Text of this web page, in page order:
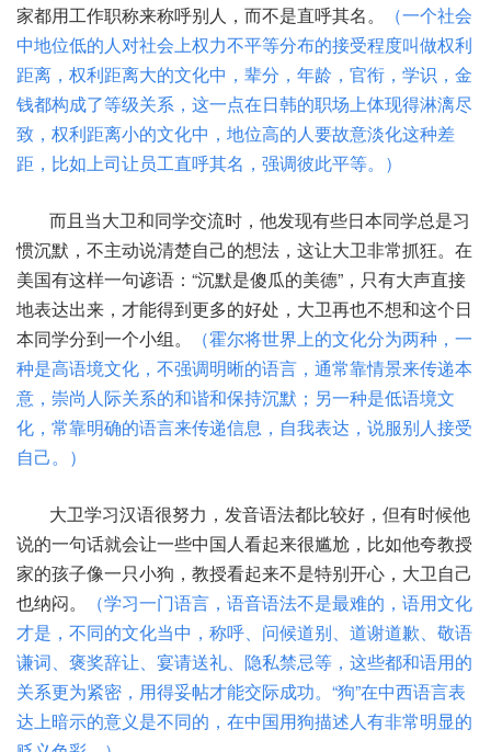
家都用工作职称来称呼别人，而不是直呼其名。
（一个社会
中地位低的人对社会上权力不平等分布的接受程度叫做权利
距离，权利距离大的文化中，辈分，年龄，官衔，学识，金
钱都构成了等级关系，这一点在日韩的职场上体现得淋漓尽
致，权利距离小的文化中，地位高的人要故意淡化这种差
距，比如上司让员工直呼其名，强调彼此平等。）
而且当大卫和同学交流时，他发现有些日本同学总是习
惯沉默，不主动说清楚自己的想法，这让大卫非常抓狂。在
美国有这样一句谚语：“沉默是傻瓜的美德”，只有大声直接
地表达出来，才能得到更多的好处，大卫再也不想和这个日
本同学分到一个小组。
（霍尔将世界上的文化分为两种，一
种是高语境文化，不强调明晰的语言，通常靠情景来传递本
意，崇尚人际关系的和谐和保持沉默；另一种是低语境文
化，常靠明确的语言来传递信息，自我表达，说服别人接受
自己。）
大卫学习汉语很努力，发音语法都比较好，但有时候他
说的一句话就会让一些中国人看起来很尴尬，比如他夸教授
家的孩子像一只小狗，教授看起来不是特别开心，大卫自己
也纳闷。
（学习一门语言，语音语法不是最难的，语用文化
才是，不同的文化当中，称呼、问候道别、道谢道歉、敬语
谦词、褒奖辞让、宴请送礼、隐私禁忌等，这些都和语用的
关系更为紧密，用得妥帖才能交际成功。“狗”在中西语言表
达上暗示的意义是不同的，在中国用狗描述人有非常明显的